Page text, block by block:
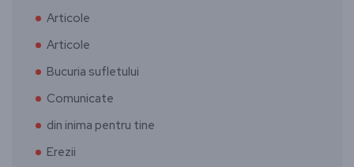
Articole
Articole
Bucuria sufletului
Comunicate
din inima pentru tine
Erezii